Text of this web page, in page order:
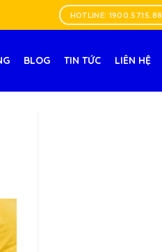
HOTLINE: 1900.57.15.88
BLOG TIN TỨC LIÊN HỆ